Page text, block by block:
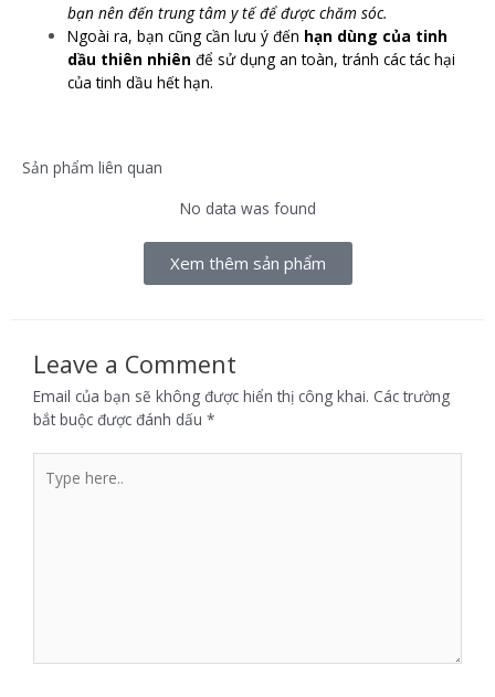
bạn nên đến trung tâm y tế để đượcchăm sóc.
Ngoài ra, bạn cũng cần lưu ý đến hạn dùng của tinh
dầu thiên nhiên để sử dụng an toàn, tránh các tác hại
của tinh dầu hết hạn.
Sản phẩm liên quan
No data was found
Xem thêm sản phẩm
Leave a Comment
Email của bạn sẽ không được hiển thị công khai. Các trường
bắt buộc được đánh dấu *